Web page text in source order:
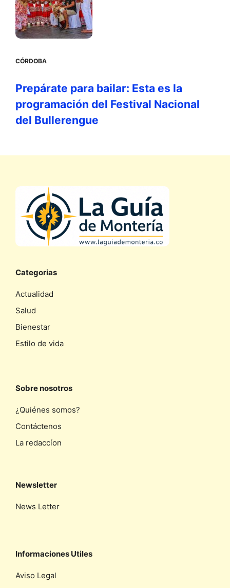
CÓRDOBA
Prepárate para bailar: Esta es la
programación del Festival Nacional
del Bullerengue
Categorias
Actualidad
Salud
Bienestar
Estilo de vida
Sobre nosotros
¿Quiénes somos?
Contáctenos
La redaccíon
Newsletter
News Letter
Informaciones Utiles
Aviso Legal